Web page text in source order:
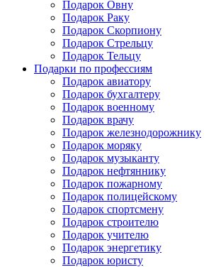
Подарок Овну
Подарок Раку
Подарок Скорпиону
Подарок Стрельцу
Подарок Тельцу
Подарки по профессиям
Подарок авиатору
Подарок бухгалтеру
Подарок военному
Подарок врачу
Подарок железнодорожнику
Подарок моряку
Подарок музыканту
Подарок нефтяннику
Подарок пожарному
Подарок полицейскому
Подарок спортсмену
Подарок строителю
Подарок учителю
Подарок энергетику
Подарок юристу